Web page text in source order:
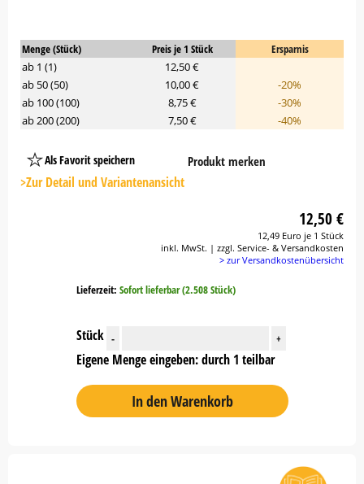
Menge (Stück) Preis je 1 Stück
Ersparnis
ab 1 (1)
12,50 €
ab 50 (50)
10,00 €
-20%
ab 100 (100)
8,75 €
-30%
ab 200 (200)
7,50 € -40%
Als Favorit speichern
Platzhalter
Button
Produkt merken
>Zur Detail und Variantenansicht
12,50 €
12,49 Euro je 1 Stück
inkl. MwSt. | zzgl. Service- & Versandkosten
> zur Versandkostenübersicht
Lieferzeit: Sofort lieferbar (2.508 Stück)
Stück - +
Eigene Menge eingeben: durch 1 teilbar
In den Warenkorb